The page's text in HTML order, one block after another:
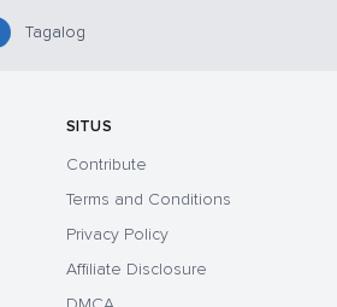
Tagalog
SITUS
Contribute
Terms and Conditions
Privacy Policy
Affiliate Disclosure